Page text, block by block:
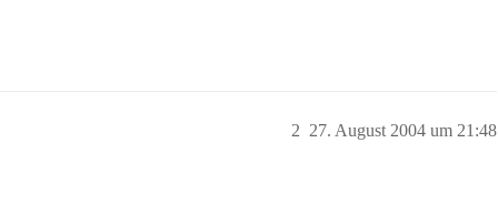
27. August 2004 um 21:48
2